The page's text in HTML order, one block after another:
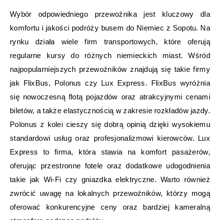
Wybór odpowiedniego przewoźnika jest kluczowy dla
komfortu i jakości podróży busem do Niemiec z Sopotu. Na
rynku działa wiele firm transportowych, które oferują
regularne kursy do różnych niemieckich miast. Wśród
najpopularniejszych przewoźników znajdują się takie firmy
jak FlixBus, Polonus czy Lux Express. FlixBus wyróżnia
się nowoczesną flotą pojazdów oraz atrakcyjnymi cenami
biletów, a także elastycznością w zakresie rozkładów jazdy.
Polonus z kolei cieszy się dobrą opinią dzięki wysokiemu
standardowi usług oraz profesjonalizmowi kierowców. Lux
Express to firma, która stawia na komfort pasażerów,
oferując przestronne fotele oraz dodatkowe udogodnienia
takie jak Wi-Fi czy gniazdka elektryczne. Warto również
zwrócić uwagę na lokalnych przewoźników, którzy mogą
oferować konkurencyjne ceny oraz bardziej kameralną